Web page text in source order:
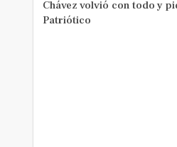
Chávez volvió con todo y
Patriótico